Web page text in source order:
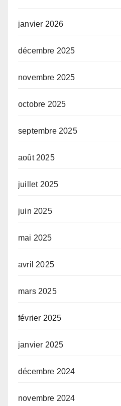
janvier 2026
décembre 2025
novembre 2025
octobre 2025
septembre 2025
août 2025
juillet 2025
juin 2025
mai 2025
avril 2025
mars 2025
février 2025
janvier 2025
décembre 2024
novembre 2024